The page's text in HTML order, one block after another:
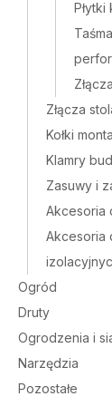
Złącza
Kołki
Klamry
Zasuwy i
Akcesoria
Akcesoria
Ogród
Druty
Ogrodzenia i
Narzędzia
Pozostałe